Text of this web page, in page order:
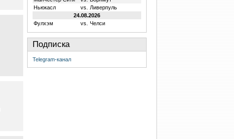
Ньюкасл
vs.
Ливерпуль
24.08.2026
Фулхэм
vs. Челси
Подписка
Telegram-канал